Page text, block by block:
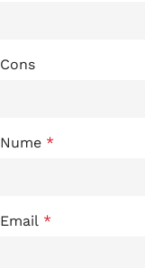
Cons
Nume *
Email *